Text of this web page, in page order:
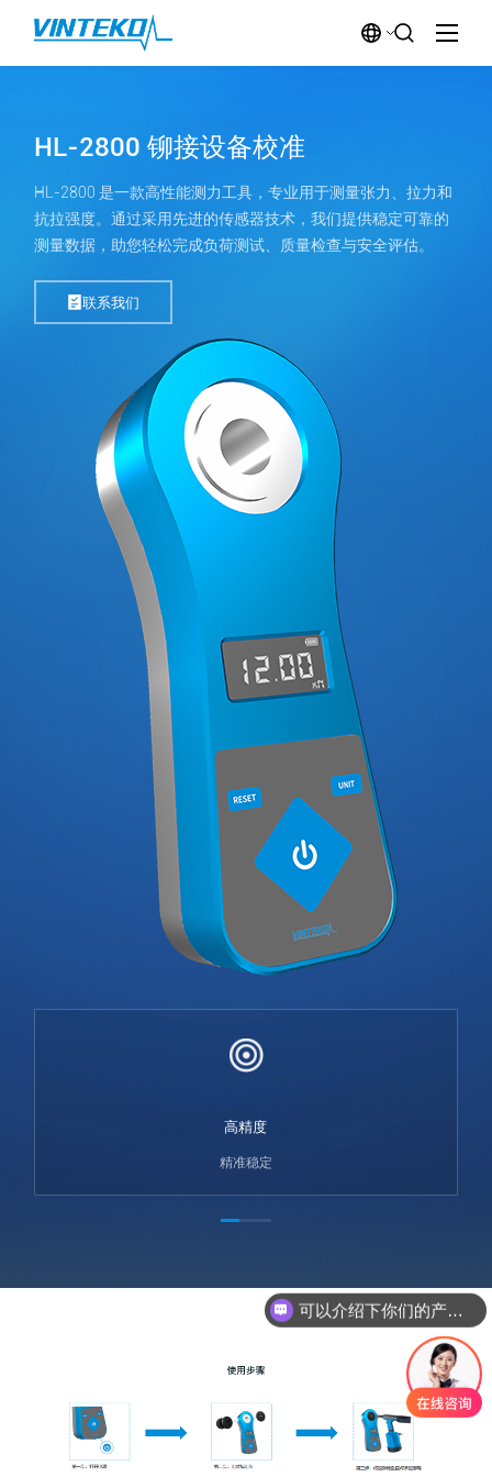
HL-2800 铆接设备校准
HL-2800 是一款高性能测力工具，专业用于测量张力、拉力和
抗拉强度。通过采用先进的传感器技术，我们提供稳定可靠的
测量数据，助您轻松完成负荷测试、质量检查与安全评估。
联系我们
高精度
精准稳定
可以介绍下你们的产品么